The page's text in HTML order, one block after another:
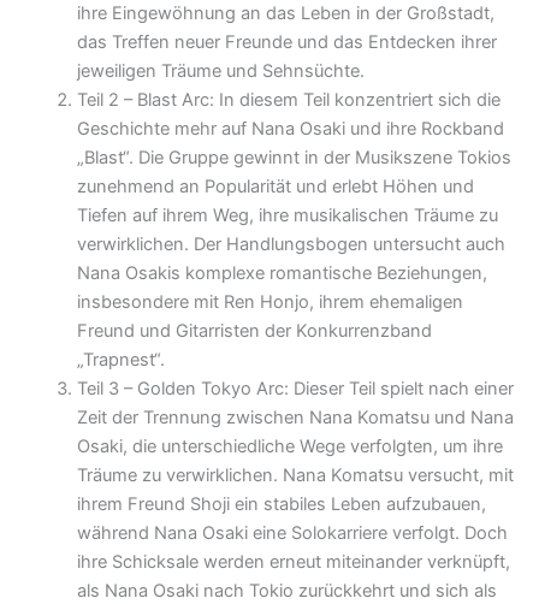
ihre Eingewöhnung an das Leben in der Großstadt,
das Treffen neuer Freunde und das Entdecken ihrer
jeweiligen Träume und Sehnsüchte.
Teil 2 – Blast Arc: In diesem Teil konzentriert sich die
Geschichte mehr auf Nana Osaki und ihre Rockband
„Blast“. Die Gruppe gewinnt in der Musikszene Tokios
zunehmend an Popularität und erlebt Höhen und
Tiefen auf ihrem Weg, ihre musikalischen Träume zu
verwirklichen. Der Handlungsbogen untersucht auch
Nana Osakis komplexe romantische Beziehungen,
insbesondere mit Ren Honjo, ihrem ehemaligen
Freund und Gitarristen der Konkurrenzband
„Trapnest“.
Teil 3 – Golden Tokyo Arc: Dieser Teil spielt nach einer
Zeit der Trennung zwischen Nana Komatsu und Nana
Osaki, die unterschiedliche Wege verfolgten, um ihre
Träume zu verwirklichen. Nana Komatsu versucht, mit
ihrem Freund Shoji ein stabiles Leben aufzubauen,
während Nana Osaki eine Solokarriere verfolgt. Doch
ihre Schicksale werden erneut miteinander verknüpft,
als Nana Osaki nach Tokio zurückkehrt und sich als